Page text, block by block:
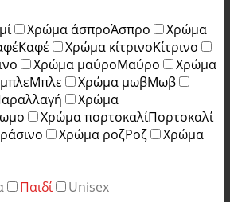
Χρώμα άσπροΆσπρο
Χρώμα
Καφέ Χρώμα κίτρινοΚίτρινο
Χρώμα μαύροΜαύρο
Χρώμα
Μπλε Χρώμα μωβΜωβ
Χρώμα
Χρώμα πορτοκαλίΠορτοκαλί
Χρώμα ροζΡοζ
Χρώμα
Παιδί
Unisex